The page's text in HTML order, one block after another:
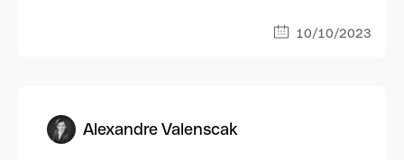
10/10/2023
Alexandre Valenscak